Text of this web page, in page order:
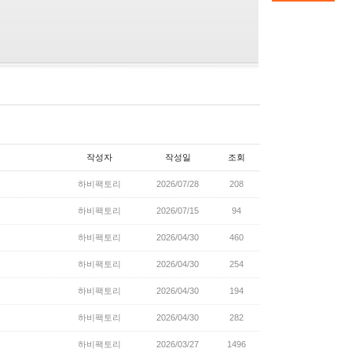
작성자 작성일 조회
하비팩토리 2026/07/28 208
하비팩토리 2026/07/15 94
하비팩토리 2026/04/30 460
하비팩토리 2026/04/30 254
하비팩토리 2026/04/30 194
하비팩토리 2026/04/30 282
하비팩토리 2026/03/27 1496